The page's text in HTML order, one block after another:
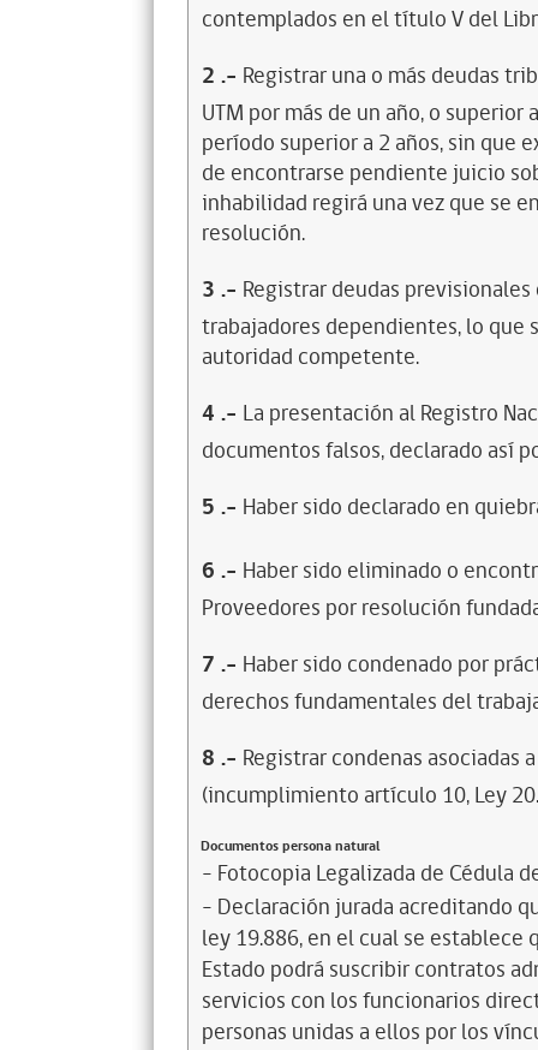
contemplados en el título V del
2 .- Registrar una o más deudas
UTM por más de un año, o
período superior a 2 años, sin que
de encontrarse pendiente juicio
inhabilidad regirá una vez que se
resolución.
3 .- Registrar deudas
trabajadores dependientes, lo
autoridad competente.
4 .- La presentación al Registro
documentos falsos, declarado así
5 .- Haber sido declarado en
6 .- Haber sido eliminado o
Proveedores por resolución
7 .- Haber sido condenado por
derechos fundamentales del
8 .- Registrar condenas asociadas
(incumplimiento artículo 10, Ley
Documentos persona natural
- Fotocopia Legalizada de Cédula
- Declaración jurada acreditando
ley 19.886, en el cual se
Estado podrá suscribir contratos
servicios con los funcionarios
personas unidas a ellos por los